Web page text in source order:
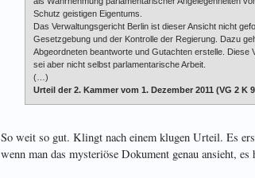
Schutz geistigen Eigentums.
Das Verwaltungsgericht Berlin ist dieser Ansicht nicht
Gesetzgebung und der Kontrolle der Regierung. Dazu
Abgeordneten beantworte und Gutachten erstelle. Diese
sei aber nicht selbst parlamentarische Arbeit.
(…)
Urteil der 2. Kammer vom 1. Dezember 2011 (VG 2 K
So weit so gut. Klingt nach einem klugen Urteil. Es
wenn man das mysteriöse Dokument genau ansieht, es